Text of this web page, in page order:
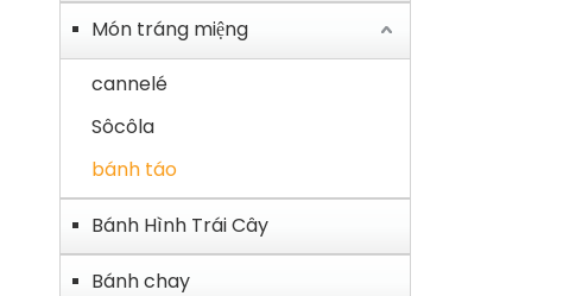
Món tráng miệng
cannelé
Sôcôla
bánh táo
Bánh Hình Trái Cây
Bánh chay